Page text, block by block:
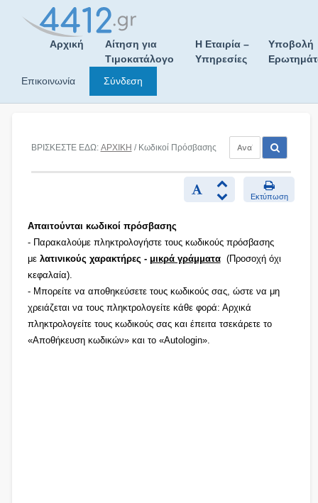
Αρχική
Αίτηση για
Τιμοκατάλογο
Η Εταιρία –
Υπηρεσίες
Υποβολή
Επικοινωνία
Σύνδεση
ΒΡΙΣΚΕΣΤΕ ΕΔΩ: ΑΡΧΙΚΗ / Κωδικοί Πρόσβασης
Εκτύπωση
Απαιτούνται κωδικοί πρόσβασης
- Παρακαλούμε πληκτρολογήστε τους κωδικούς πρόσβασης
με λατινικούς χαρακτήρες - μικρά γράμματα(Προσοχή όχι
κεφαλαία).
- Μπορείτε να αποθηκεύσετε τους κωδικούς σας, ώστε να μη
χρειάζεται να τους πληκτρολογείτε κάθε φορά: Αρχικά
πληκτρολογείτε τους κωδικούς σας και έπειτα τσεκάρετε το
«Αποθήκευση κωδικών» και το «Autologin».